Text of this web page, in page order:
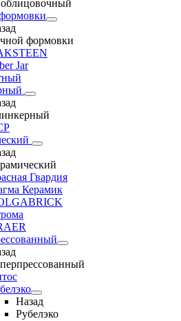
формовки
Jar
Гвардия
Керамик
Назад
Рубелэко